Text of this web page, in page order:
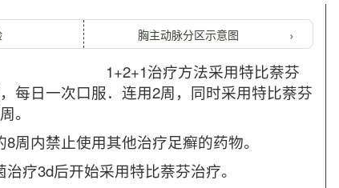
胸主动脉分区示意图
1+2+1治疗方法采用特比萘芬
每日一次口服．连用2周，同时采用特比萘芬
。
周内禁止使用其他治疗足癣的药物。
疗3d后开始采用特比萘芬治疗。